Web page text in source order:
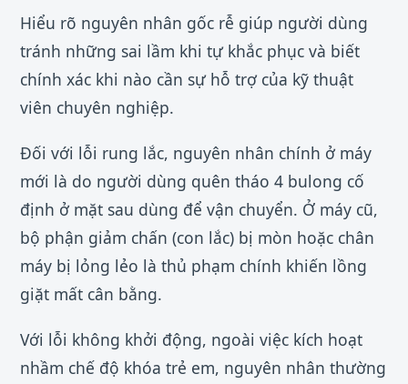
Hiểu rõ nguyên nhân gốc rễ giúp người dùng
tránh những sai lầm khi tự khắc phục và biết
chính xác khi nào cần sự hỗ trợ của kỹ thuật
viên chuyên nghiệp.
Đối với lỗi rung lắc, nguyên nhân chính ở máy
mới là do người dùng quên tháo 4 bulong cố
định ở mặt sau dùng để vận chuyển. Ở máy cũ,
bộ phận giảm chấn (con lắc) bị mòn hoặc chân
máy bị lỏng lẻo là thủ phạm chính khiến lồng
giặt mất cân bằng.
Với lỗi không khởi động, ngoài việc kích hoạt
nhầm chế độ khóa trẻ em, nguyên nhân thường